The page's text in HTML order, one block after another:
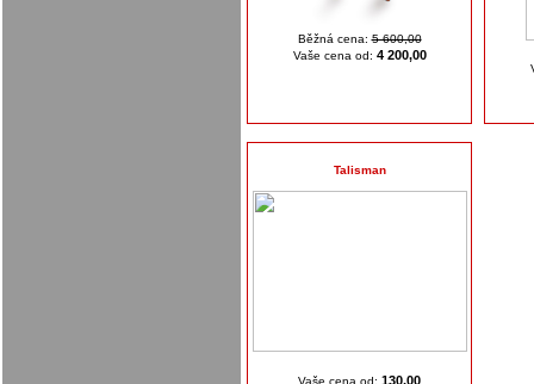
Běžná cena:5 600,00
Vaše cena od: 4 200,00
Talisman
Vaše cena od: 130,00